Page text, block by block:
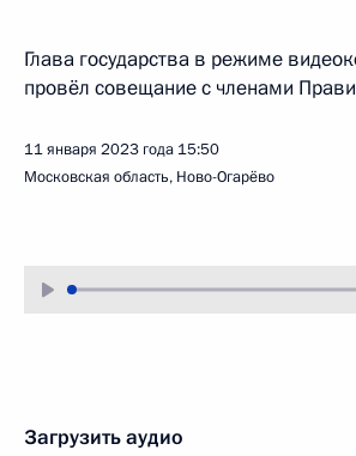
Глава государства в режиме
провёл совещание с членами
11 января 2023 года 15:50
Московская область, Ново-Огарёво
Загрузить аудио